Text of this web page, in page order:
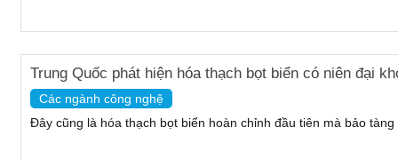
Trung Quốc phát hiện hóa thạch bọt biển có niên đại
Các ngành công nghệ
Đây cũng là hóa thạch bọt biển hoàn chỉnh đầu tiên mà bảo